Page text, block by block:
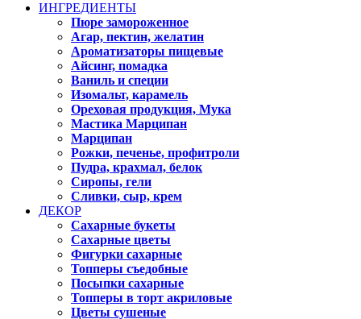
ИНГРЕДИЕНТЫ
Пюре замороженное
Агар, пектин, желатин
Ароматизаторы пищевые
Айсинг, помадка
Ваниль и специи
Изомальт, карамель
Ореховая продукция, Мука
Мастика Марципан
Марципан
Рожки, печенье, профитроли
Пудра, крахмал, белок
Сиропы, гели
Сливки, сыр, крем
ДЕКОР
Сахарные букеты
Сахарные цветы
Фигурки сахарные
Топперы съедобные
Посыпки сахарные
Топперы в торт акриловые
Цветы сушеные